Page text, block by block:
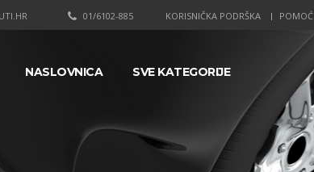
KORISNIČKA PODRŠKA POMOĆ
01/6102-885
NASLOVNICA SVE KATEGORIJE